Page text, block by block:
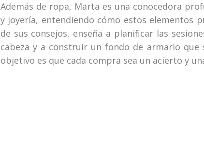
Además de ropa, Marta es una conocedora
y joyería, entendiendo cómo estos elementos
de sus consejos, enseña a planificar las
cabeza y a construir un fondo de armario que
objetivo es que cada compra sea un acierto y